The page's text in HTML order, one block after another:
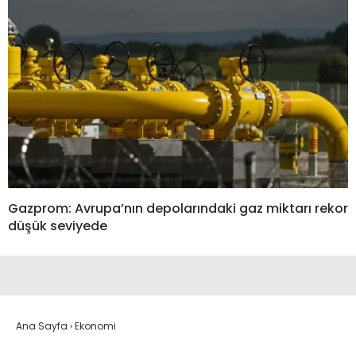
Gazprom: Avrupa’nın depolarındaki gaz miktarı rekor
düşük seviyede
Ana Sayfa ›Ekonomi